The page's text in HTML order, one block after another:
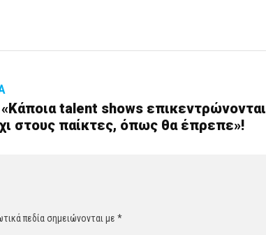
talent shows επικεντρώνονται
στους παίκτες, όπως θα έπρεπε»!
πεδία σημειώνονται με *